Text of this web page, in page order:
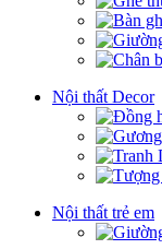
Nội thất Decor
Nội thất trẻ em